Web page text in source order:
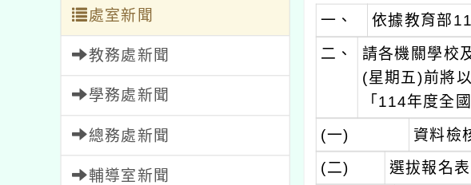
處室新聞
教務處新聞
學務處新聞
總務處新聞
輔導室新聞
一、 依據教育部
二、
請各機關學校
(星期五)前將
「114年度全
(一)
資料檢
(二)
選拔報名